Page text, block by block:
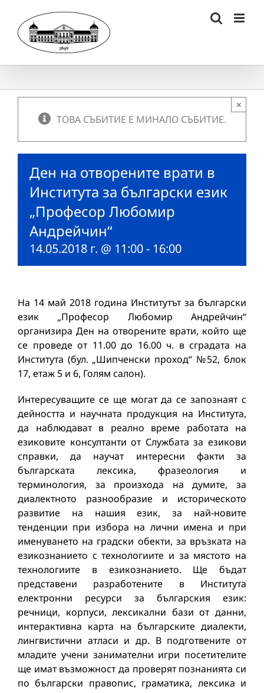
content
ТОВА СЪБИТИЕ Е МИНАЛО СЪБИТИЕ.
×
Ден на отворените врати в
Института за български език
„Професор Любомир
Андрейчин“
14.05.2018 г. @ 11:00- 16:00
На 14 май 2018 година Институтът за български
език „Професор Любомир Андрейчин“
организира Ден на отворените врати, който ще
се проведе от 11.00 до 16.00 ч. в сградата на
Института (бул. „Шипченски проход“ №52, блок
17, етаж 5 и 6, Голям салон).
Интересуващите се ще могат да се запознаят с
дейността и научната продукция на Института,
да наблюдават в реално време работата на
езиковите консултанти от Службата за езикови
справки, да научат интересни факти за
българската лексика, фразеология и
терминология, за произхода на думите, за
диалектното разнообразие и историческото
развитие на нашия език, за най-новите
тенденции при избора на лични имена и при
именуването на градски обекти, за връзката на
езикознанието с технологиите и за мястото на
технологиите в езикознанието. Ще бъдат
представени разработените в Института
електронни ресурси за българския език:
речници, корпуси, лексикални бази от данни,
интерактивна карта на българските диалекти,
лингвистични атласи и др. В подготвените от
младите учени занимателни игри посетителите
ще имат възможност да проверят познанията си
по български правопис, граматика, лексика и